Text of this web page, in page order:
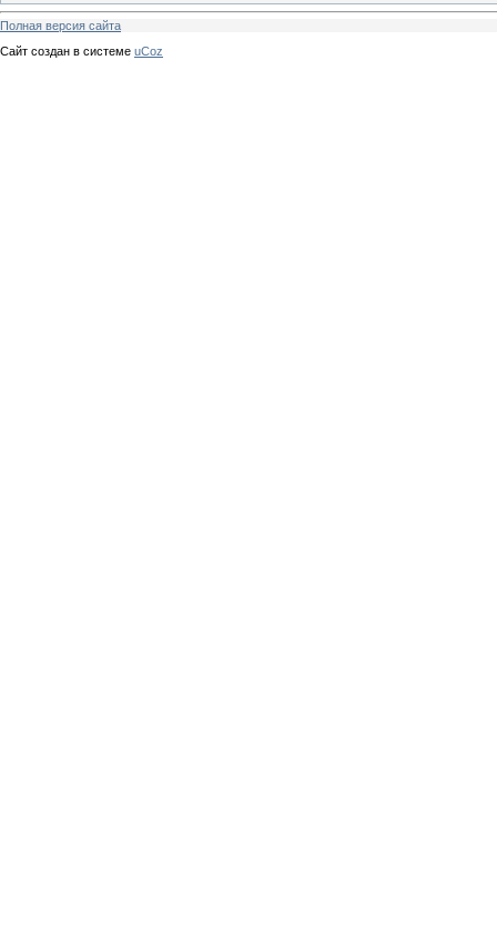
Полная версия сайта
Сайт создан в системе uCoz